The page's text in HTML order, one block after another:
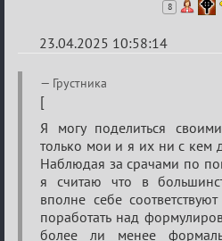
8
23.04.2025 10:58:14
Re:
Разговоры
XIX
ТПК.
Грустника
[
Я могу поделиться
только мои и я их ни с кем
Наблюдая за срачами по
я считаю что в
вполне себе
поработать над
более ли менее